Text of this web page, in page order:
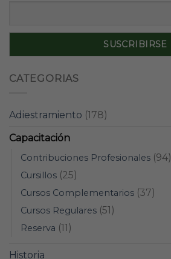
CATEGORIAS
Adiestramiento (178)
Capacitación
Contribuciones Profesionales (94)
Cursillos (25)
Cursos Complementarios (37)
Cursos Regulares (51)
Reserva (11)
Historia